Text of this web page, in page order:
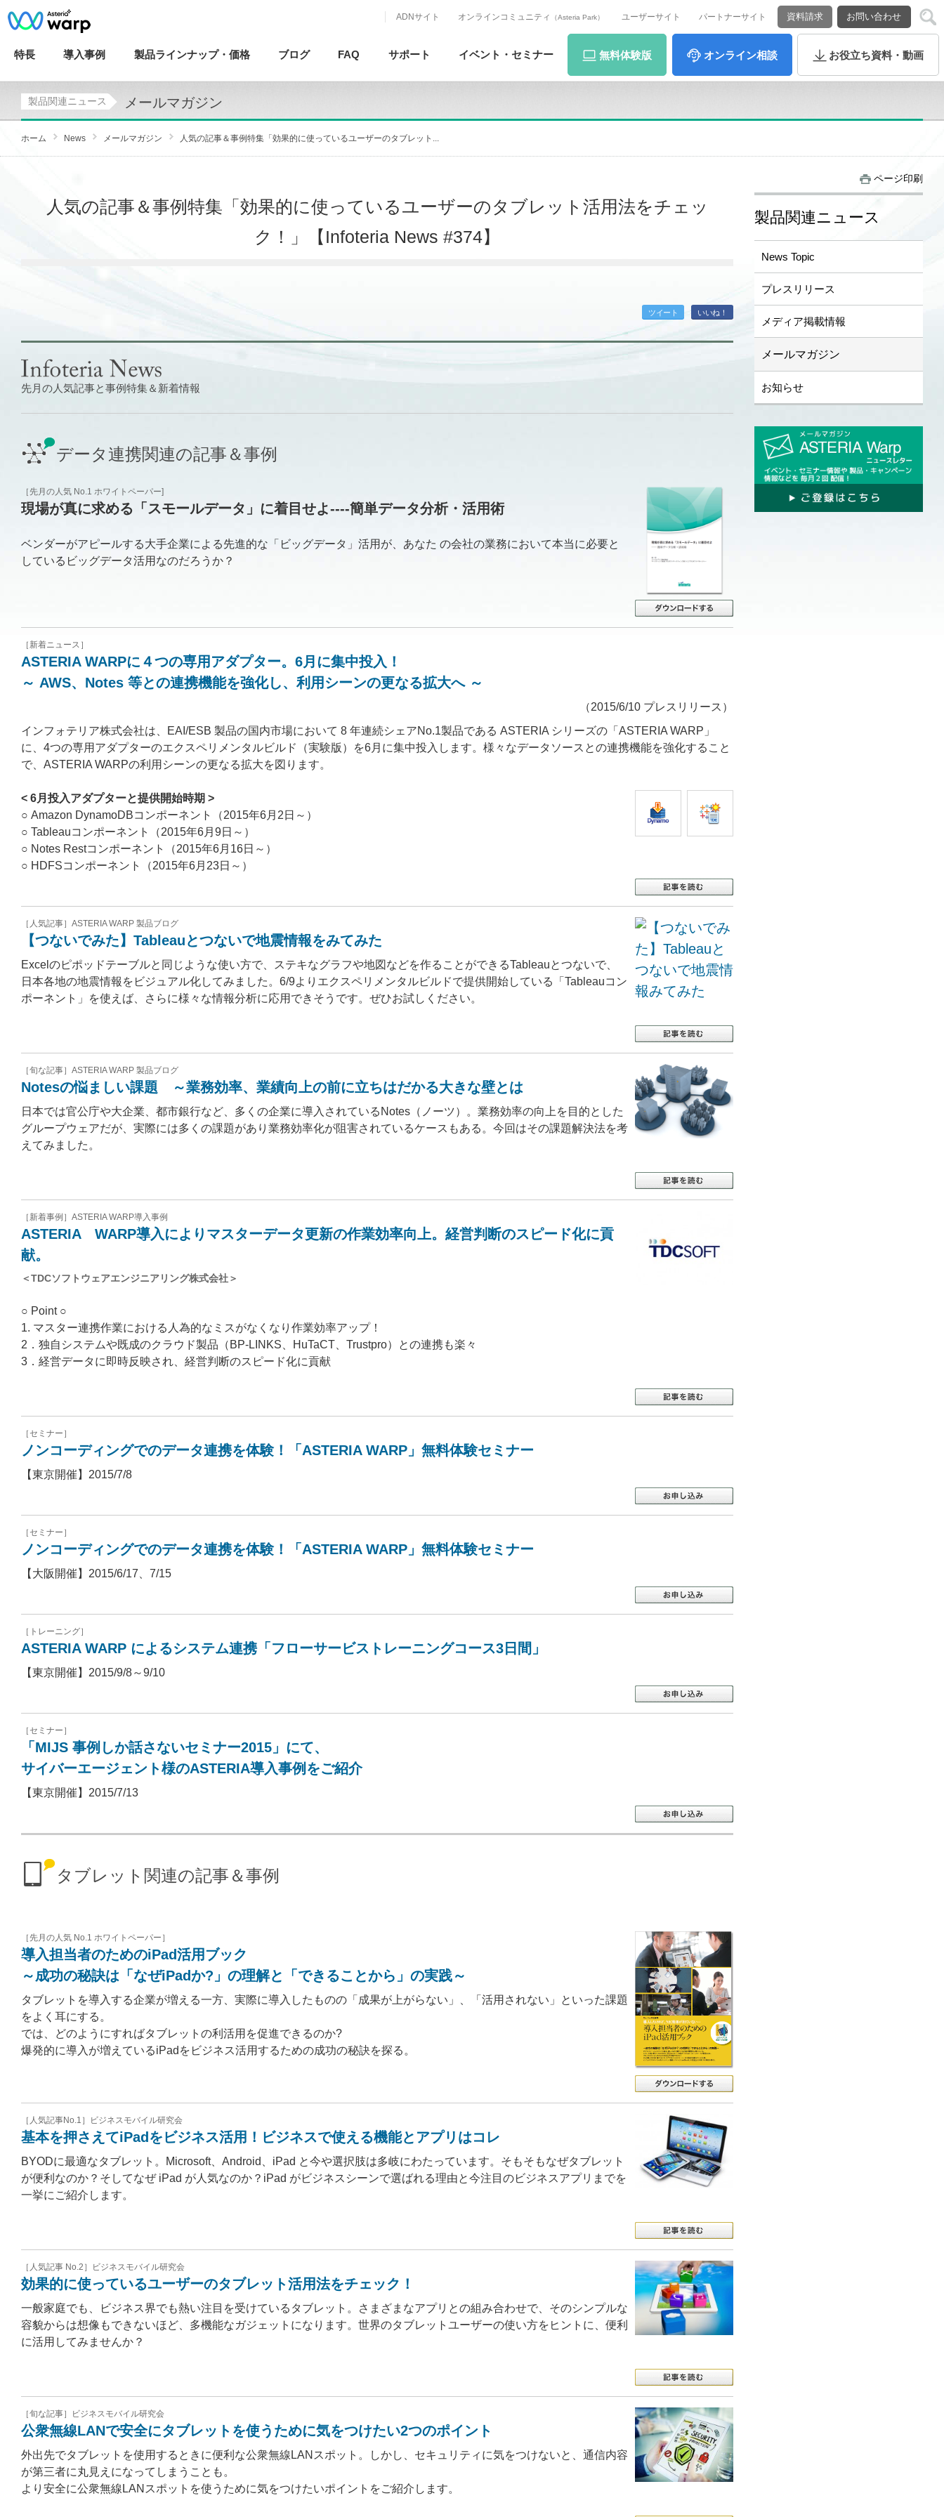
ADNサイト オンラインコミュニティ （Asteria Park） ユーザーサイト パートナーサイト 資料請求 お問い合わせ
特長 導入事例 製品ラインナップ・ 価格 ブログ FAQ サポート イベント・ セミナー 無料体験版 オンライン相談 お役立ち資料・動画
製品関連ニュース メールマガジン
ホーム News メールマガジン 人気の記事＆事例特集「効果的に使っているユーザーのタブレット...
人気の記事＆事例特集「効果的に使っているユーザーのタブレット活用法をチェッ
ク！」【Infoteria News #374】
ツイート いいね！
先月の人気記事と事例特集＆新着情報
データ連携関連の記事＆事例
［先月の人気 No.1 ホワイトペーパー]
現場が真に求める「スモールデータ」に着目せよ----簡単データ分析・活用術
ベンダーがアピールする大手企業による先進的な「ビッグデータ」活用が、あなた の会社の業務において本当に必要と
しているビッグデータ活用なのだろうか？
［新着ニュース］
ASTERIA WARPに４つの専用アダプター。6月に集中投入！
～ AWS、Notes 等との連携機能を強化し、利用シーンの更なる拡大へ ～
（2015/6/10 プレスリリース）
インフォテリア株式会社は、EAI/ESB 製品の国内市場において 8 年連続シェアNo.1製品である ASTERIA シリーズの「ASTERIA WARP」
に、4つの専用アダプターのエクスペリメンタルビルド（実験版）を6月に集中投入します。様々なデータソースとの連携機能を強化すること
で、ASTERIA WARPの利用シーンの更なる拡大を図ります。
< 6月投入アダプターと提供開始時期 >
○ Amazon DynamoDBコンポーネント（2015年6月2日～）
○ Tableauコンポーネント（2015年6月9日～）
○ Notes Restコンポーネント（2015年6月16日～）
○ HDFSコンポーネント（2015年6月23日～）
［人気記事］ASTERIA WARP 製品ブログ
【つないでみた】Tableauとつないで地震情報をみてみた
Excelのピポッドテーブルと同じような使い方で、ステキなグラフや地図などを作ることができるTableauとつないで、
日本各地の地震情報をビジュアル化してみました。6/9よりエクスペリメンタルビルドで提供開始している「Tableauコン
ポーネント」を使えば、さらに様々な情報分析に応用できそうです。ぜひお試しください。
［旬な記事］ASTERIA WARP 製品ブログ
Notesの悩ましい課題 ～業務効率、業績向上の前に立ちはだかる大きな壁とは
日本では官公庁や大企業、都市銀行など、多くの企業に導入されているNotes（ノーツ）。業務効率の向上を目的とした
グループウェアだが、実際には多くの課題があり業務効率化が阻害されているケースもある。今回はその課題解決法を考
えてみました。
［新着事例］ASTERIA WARP導入事例
ASTERIA WARP導入によりマスターデータ更新の作業効率向上。経営判断のスピード化に貢
献。
＜TDCソフトウェアエンジニアリング株式会社＞
○ Point ○
1. マスター連携作業における人為的なミスがなくなり作業効率アップ！
2．独自システムや既成のクラウド製品（BP-LINKS、HuTaCT、Trustpro）との連携も楽々
3．経営データに即時反映され、経営判断のスピード化に貢献
［セミナー］
ノンコーディングでのデータ連携を体験！「ASTERIA WARP」無料体験セミナー
【東京開催】2015/7/8
［セミナー］
ノンコーディングでのデータ連携を体験！「ASTERIA WARP」無料体験セミナー
【大阪開催】2015/6/17、7/15
［トレーニング］
ASTERIA WARP によるシステム連携「フローサービストレーニングコース3日間」
【東京開催】2015/9/8～9/10
［セミナー］
「MIJS 事例しか話さないセミナー2015」にて、
サイバーエージェント様のASTERIA導入事例をご紹介
【東京開催】2015/7/13
タブレット関連の記事＆事例
［先月の人気 No.1 ホワイトペーパー］
導入担当者のためのiPad活用ブック
～成功の秘訣は「なぜiPadか?」の理解と「できることから」の実践～
タブレットを導入する企業が増える一方、実際に導入したものの「成果が上がらない」、「活用されない」といった課題
をよく耳にする。
では、どのようにすればタブレットの利活用を促進できるのか?
爆発的に導入が増えているiPadをビジネス活用するための成功の秘訣を探る。
［人気記事No.1］ビジネスモバイル研究会
基本を押さえてiPadをビジネス活用！ビジネスで使える機能とアプリはコレ
BYODに最適なタブレット。Microsoft、Android、iPad と今や選択肢は多岐にわたっています。そもそもなぜタブレット
が便利なのか？そしてなぜ iPad が人気なのか？iPad がビジネスシーンで選ばれる理由と今注目のビジネスアプリまでを
一挙にご紹介します。
［人気記事 No.2］ビジネスモバイル研究会
効果的に使っているユーザーのタブレット活用法をチェック！
一般家庭でも、ビジネス界でも熱い注目を受けているタブレット。さまざまなアプリとの組み合わせで、そのシンプルな
容貌からは想像もできないほど、多機能なガジェットになります。世界のタブレットユーザーの使い方をヒントに、便利
に活用してみませんか？
［旬な記事］ビジネスモバイル研究会
公衆無線LANで安全にタブレットを使うために気をつけたい2つのポイント
外出先でタブレットを使用するときに便利な公衆無線LANスポット。しかし、セキュリティに気をつけないと、通信内容
が第三者に丸見えになってしまうことも。
より安全に公衆無線LANスポットを使うために気をつけたいポイントをご紹介します。
ページ印刷
製品関連ニュース
News Topic
プレスリリース
メディア掲載情報
メールマガジン
お知らせ